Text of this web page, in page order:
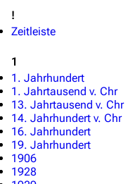
Von A bis Z
!
Zeitleiste
1
1. Jahrhundert
1. Jahrtausend v. Chr
13. Jahrtausend v. Chr
14. Jahrhundert v. Chr
16. Jahrhundert
19. Jahrhundert
1906
1928